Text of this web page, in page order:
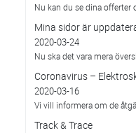
Nu kan du se dina offerter
Mina sidor är
2020-03-24
Nu ska det vara mera
Coronavirus –
2020-03-16
Vi vill informera om de
Track & Trace